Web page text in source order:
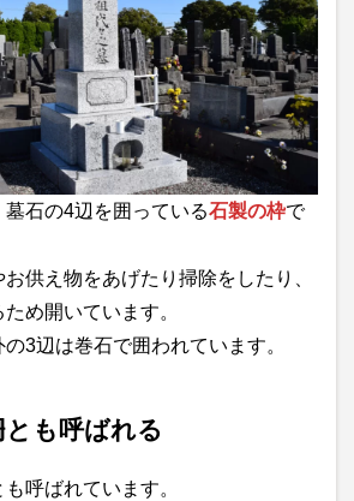
石の4辺を囲っている石製の枠で
供え物をあげたり掃除をしたり、
め開いています。
3辺は巻石で囲われています。
も呼ばれる
も呼ばれています。